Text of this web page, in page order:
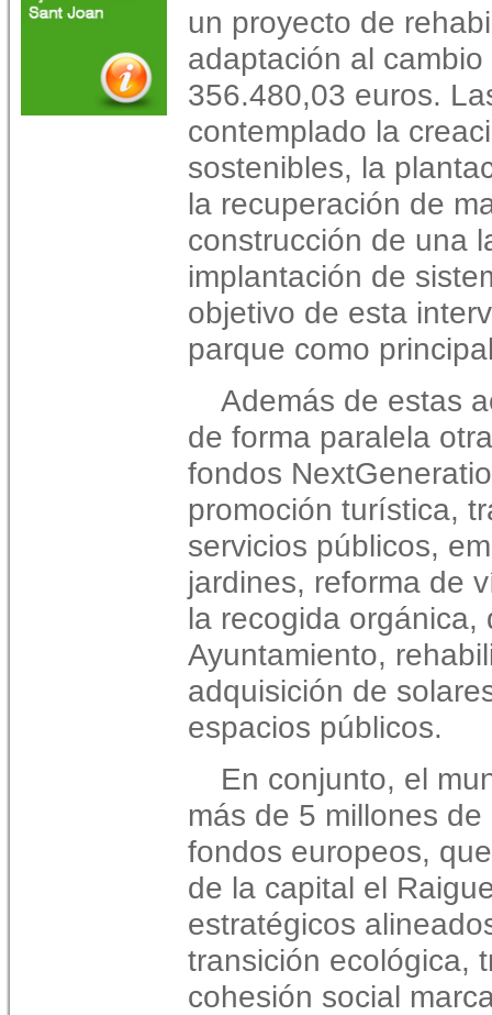
un proyecto de
adaptación al
356.480,03 euros.
contemplado la
sostenibles, la
la recuperación de
construcción de una
implantación de
objetivo de esta
parque como
Además de estas
de forma paralela
fondos
promoción turística,
servicios públicos,
jardines, reforma de
la recogida orgánica,
Ayuntamiento,
adquisición de
espacios públicos.
En conjunto, el
más de 5 millones
fondos europeos,
de la capital el
estratégicos
transición ecológica,
cohesión social